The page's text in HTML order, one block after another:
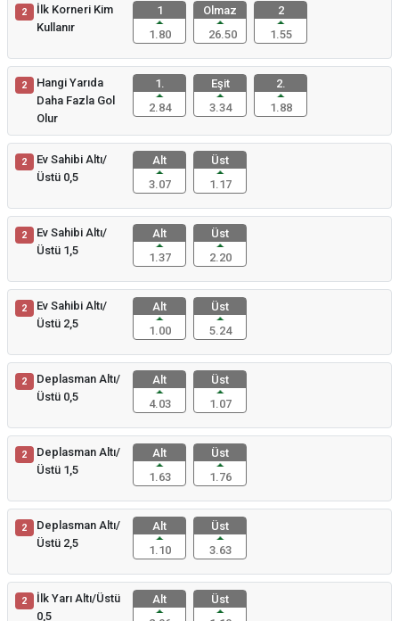
2
İlk Korneri Kim
Kullanır
1
1.80
Olmaz
26.50
2
1.55
2
Hangi Yarıda
Daha Fazla Gol
Olur
1.
2.84
Eşit
3.34
2.
1.88
2
Ev Sahibi Altı/
Üstü 0,5
Alt
3.07
Üst
1.17
2
Ev Sahibi Altı/
Üstü 1,5
Alt
1.37
Üst
2.20
2
Ev Sahibi Altı/
Üstü 2,5
Alt
1.00
Üst
5.24
2
Deplasman Altı/
Üstü 0,5
Alt
4.03
Üst
1.07
2
Deplasman Altı/
Üstü 1,5
Alt
1.63
Üst
1.76
2
Deplasman Altı/
Üstü 2,5
Alt
1.10
Üst
3.63
2
İlk Yarı Altı/Üstü
0,5
Alt
Üst